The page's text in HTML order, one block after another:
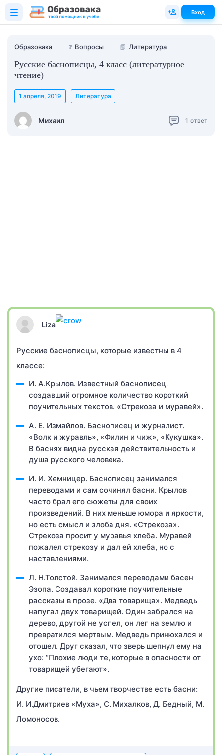
Образовака ❓ Вопросы 📗 Литература
Русские баснописцы, 4 класс (литературное
чтение)
Михаил
1 апреля, 2019 Литература
1 ответ
Liza
Русские баснописцы, которые известны в 4
классе:
И. А.Крылов. Известный баснописец,
создавший огромное количество короткий
поучительных текстов. «Стрекоза и муравей».
А. Е. Измайлов. Баснописец и журналист.
«Волк и журавль», «Филин и чиж», «Кукушка».
В баснях видна русская действительность и
душа русского человека.
И. И. Хемницер. Баснописец занимался
переводами и сам сочинял басни. Крылов
часто брал его сюжеты для своих
произведений. В них меньше юмора и яркости,
но есть смысл и злоба дня. «Стрекоза».
Стрекоза просит у муравья хлеба. Муравей
пожалел стрекозу и дал ей хлеба, но с
наставлениями.
Л. Н.Толстой. Занимался переводами басен
Эзопа. Создавал короткие поучительные
рассказы в прозе. «Два товарища». Медведь
напугал двух товарищей. Один забрался на
дерево, другой не успел, он лег на землю и
превратился мертвым. Медведь принюхался и
отошел. Друг сказал, что зверь шепнул ему на
ухо: “Плохие люди те, которые в опасности от
товарищей убегают».
Другие писатели, в чьем творчестве есть басни:
И. И.Дмитриев «Муха», С. Михалков, Д. Бедный, М.
Ломоносов.
Вход